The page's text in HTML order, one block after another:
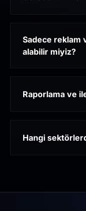
Sadece reklam
alabilir miyiz?
Raporlama ve
Hangi